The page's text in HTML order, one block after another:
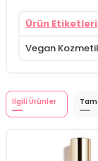
Ürün Etiketleri
Vegan
İlgili Ürünler